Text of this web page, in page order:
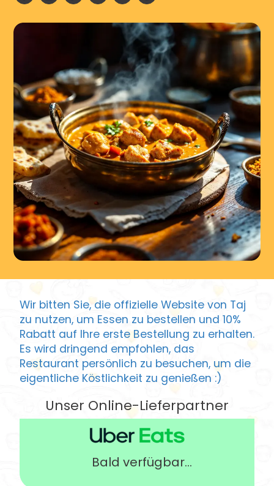
Wir bitten Sie, die offizielle Website von Taj
zu nutzen, um Essen zu bestellen und 10%
Rabatt auf Ihre erste Bestellung zu erhalten.
Es wird dringend empfohlen, das
Restaurant persönlich zu besuchen, um die
eigentliche Köstlichkeit zu genießen :)
Unser Online-Lieferpartner
Bald verfügbar...